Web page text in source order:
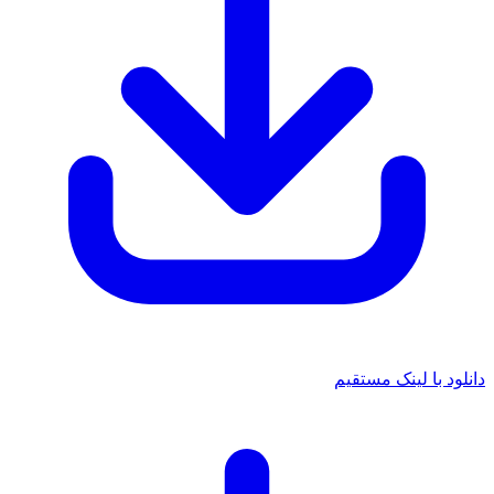
با لینک مستقیم